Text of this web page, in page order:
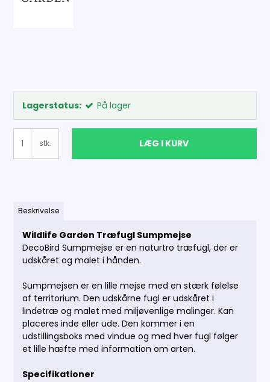
Lagerstatus: På lager
stk. LÆG I KURV
Beskrivelse
Wildlife Garden Træfugl Sumpmejse
DecoBird Sumpmejse er en naturtro træfugl, der er
udskåret og malet i hånden.
Sumpmejsen er en lille mejse med en stærk følelse
af territorium. Den udskårne fugl er udskåret i
lindetræ og malet med miljøvenlige malinger. Kan
placeres inde eller ude. Den kommer i en
udstillingsboks med vindue og med hver fugl følger
et lille hæfte med information om arten.
Specifikationer